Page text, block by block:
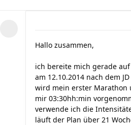
Hallo zusammen,
ich bereite mich gerade
am 12.10.2014 nach dem
wird mein erster Marathon
mir 03:30hh:min
verwende ich die
läuft der Plan über 21